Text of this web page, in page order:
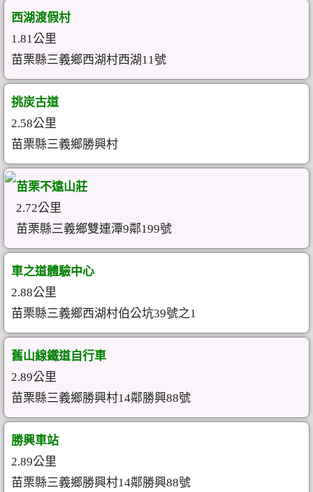
西湖渡假村
1.81公里
苗栗縣三義鄉西湖村西湖11號
挑炭古道
2.58公里
苗栗縣三義鄉勝興村
苗栗不遠山莊
2.72公里
苗栗縣三義鄉雙連潭9鄰199號
車之道體驗中心
2.88公里
苗栗縣三義鄉西湖村伯公坑39號之1
舊山線鐵道自行車
2.89公里
苗栗縣三義鄉勝興村14鄰勝興88號
勝興車站
2.89公里
苗栗縣三義鄉勝興村14鄰勝興88號